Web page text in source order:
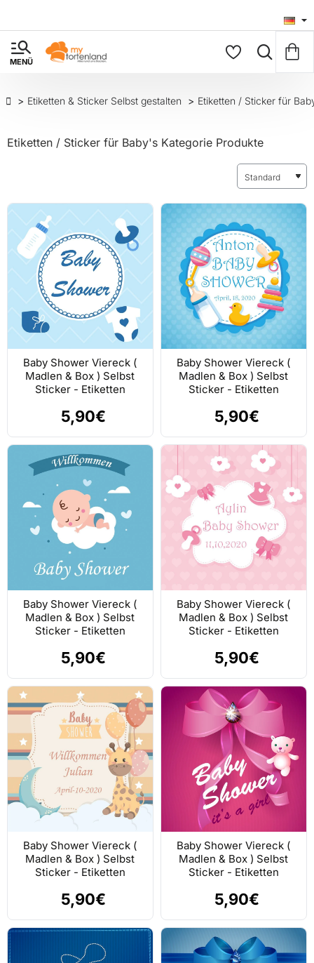
Etiketten & Sticker Selbst gestalten Etiketten / Sticker für
Etiketten / Sticker für Baby's Kategorie Produkte
Baby Shower Viereck (
Madlen & Box ) Selbst
Sticker - Etiketten
5,90€
Baby Shower Viereck (
Madlen & Box ) Selbst
Sticker - Etiketten
5,90€
Baby Shower Viereck (
Madlen & Box ) Selbst
Sticker - Etiketten
5,90€
Baby Shower Viereck (
Madlen & Box ) Selbst
Sticker - Etiketten
5,90€
Baby Shower Viereck (
Madlen & Box ) Selbst
Sticker - Etiketten
5,90€
Baby Shower Viereck (
Madlen & Box ) Selbst
Sticker - Etiketten
5,90€